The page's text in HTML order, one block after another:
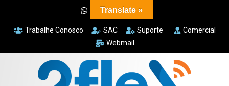
Trabalhe Conosco SAC Suporte
Comercial
Webmail
Translate »